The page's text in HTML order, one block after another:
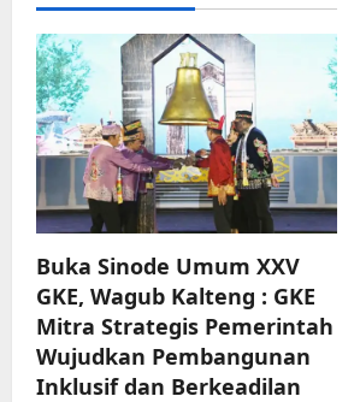
a
t
i
o
n
Buka Sinode Umum XXV
GKE, Wagub Kalteng : GKE
Mitra Strategis Pemerintah
Wujudkan Pembangunan
Inklusif dan Berkeadilan